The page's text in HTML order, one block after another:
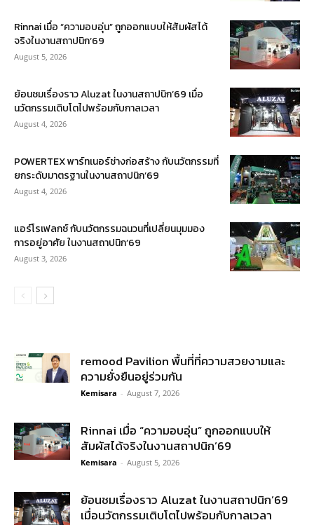
Rinnai เมื่อ “ความอบอุ่น” ถูกออกแบบให้สัมผัสได้
จริงในงานสถาปนิก’69
August 5, 2026
ย้อนชมเรื่องราว Aluzat ในงานสถาปนิก’69 เมื่อ
นวัตกรรมเติบโตไปพร้อมกับกาลเวลา
August 4, 2026
POWERTEX พาร์ทเนอร์ช่างก่อสร้าง กับนวัตกรรมที่
ยกระดับมาตรฐานในงานสถาปนิก’69
August 4, 2026
แอร์โรเฟลกซ์ กับนวัตกรรมฉนวนที่เปลี่ยนมุมมอง
การอยู่อาศัย ในงานสถาปนิก’69
August 3, 2026
remood Pavilion พื้นที่ที่ความสวยงามและ
ความยั่งยืนอยู่ร่วมกัน
Kemisara - August 7, 2026
Rinnai เมื่อ “ความอบอุ่น” ถูกออกแบบให้
สัมผัสได้จริงในงานสถาปนิก’69
Kemisara - August 5, 2026
ย้อนชมเรื่องราว Aluzat ในงานสถาปนิก’69
เมื่อนวัตกรรมเติบโตไปพร้อมกับกาลเวลา